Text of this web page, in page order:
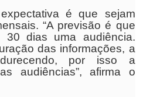
é que sejam
“A previsão é que
dias uma audiência.
das informações, a
por isso a
audiências”, afirma o